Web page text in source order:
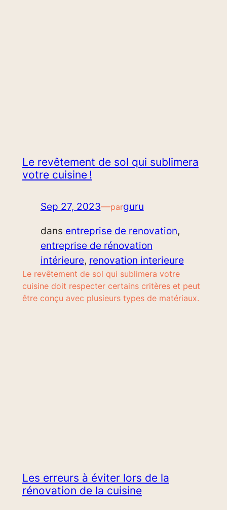
Le revêtement de sol qui sublimera
votre cuisine !
Sep 27, 2023—parguru
dans entreprise de renovation
entreprise de rénovation
intérieure, renovation interieure
Le revêtement de sol qui sublimera votre
cuisine doit respecter certains critères et peut
être conçu avec plusieurs types de matériaux.
Les erreurs à éviter lors de la
rénovation de la cuisine